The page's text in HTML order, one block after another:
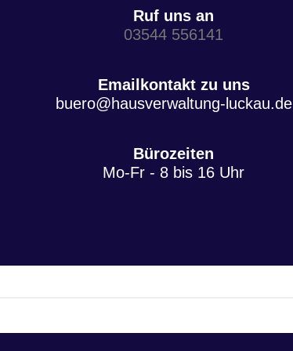
Ruf uns an
03544 556141
Emailkontakt zu uns
buero@hausverwaltung-luckau.de
Bürozeiten
Mo-Fr - 8 bis 16 Uhr